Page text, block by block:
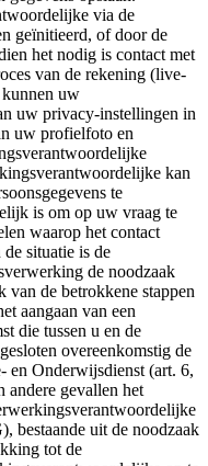
via de
geïnitieerd, of door de
het nodig is contact met
van de rekening (live-
uw
uw privacy-instellingen in
uw profielfoto en
kan
te
is om op uw vraag te
waarop het contact
situatie is de
de noodzaak
de betrokkene stappen
aangaan van een
die tussen u en de
overeenkomstig de
en Onderwijsdienst (art. 6,
gevallen het
bestaande uit de noodzaak
tot de